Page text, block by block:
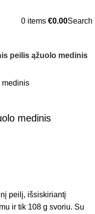
0 items €0.00Search
peilis ąžuolo medinis
medinis
peilį, išsiskiriantį
ir tik 108 g svoriu. Su